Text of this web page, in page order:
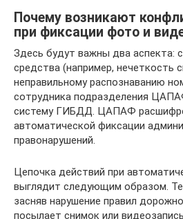
Почему возникают
при фиксации фото и
Здесь будут важны два аспекта:
средства (например, нечеткость
неправильному распознаванию
сотрудника подразделения
систему ГИБДД. ЦАПАФ
автоматической фиксации
правонарушений.
Цепочка действий при
выглядит следующим образом.
засняв нарушение правил
посылает снимок или